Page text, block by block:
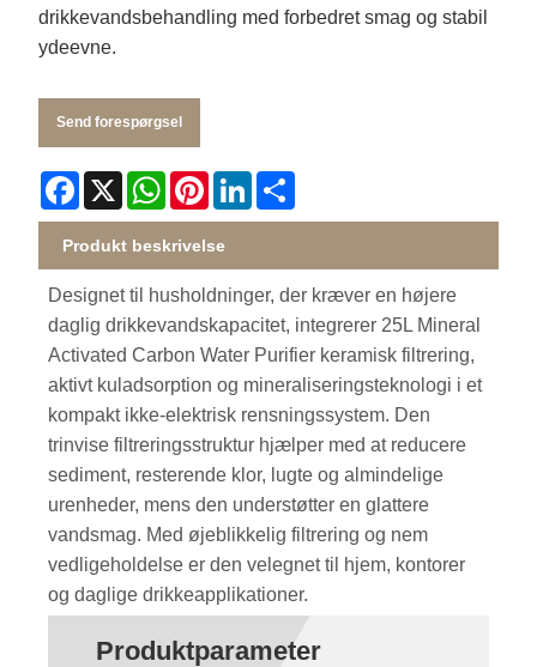
drikkevandsbehandling med forbedret smag og stabil
ydeevne.
Send forespørgsel
Facebook
X WhatsApp
PinterestLinkedIn
Produkt beskrivelse
Designet til husholdninger, der kræver en højere
daglig drikkevandskapacitet, integrerer 25L Mineral
Activated Carbon Water Purifier keramisk filtrering,
aktivt kuladsorption og mineraliseringsteknologi i et
kompakt ikke-elektrisk rensningssystem. Den
trinvise filtreringsstruktur hjælper med at reducere
sediment, resterende klor, lugte og almindelige
urenheder, mens den understøtter en glattere
vandsmag. Med øjeblikkelig filtrering og nem
vedligeholdelse er den velegnet til hjem, kontorer
og daglige drikkeapplikationer.
Produktparameter